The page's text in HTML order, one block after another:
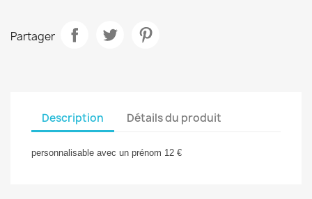
Partager
Description Détails du produit
personnalisable avec un prénom 12 €